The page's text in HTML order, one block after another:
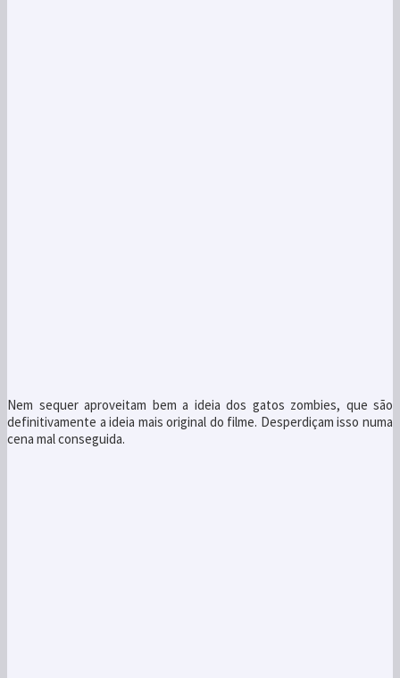
Nem sequer aproveitam bem a ideia dos gatos zombies, que são
definitivamente a ideia mais original do filme. Desperdiçam isso numa
cena mal conseguida.